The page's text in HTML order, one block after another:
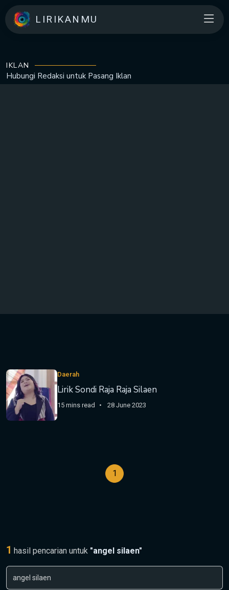
LIRIKANMU
IKLAN
Hubungi Redaksi untuk Pasang Iklan
Daerah
Lirik Sondi Raja Raja Silaen
15 mins read 28 June 2023
1
1 hasil pencarian untuk "angel silaen"